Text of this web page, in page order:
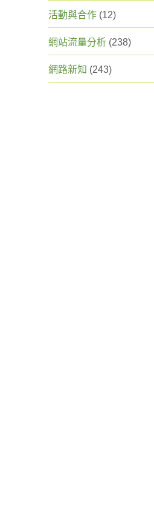
活動與合作 (12)
網站流量分析 (238)
網路新知 (243)